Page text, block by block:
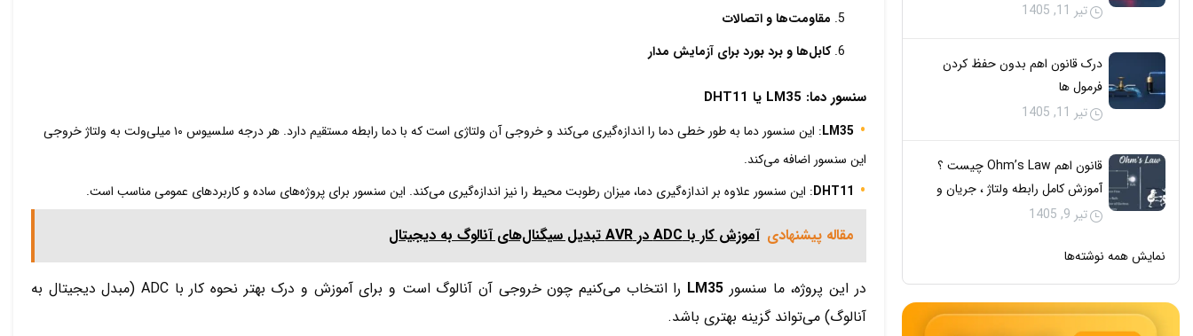
تیر 11, 1405
درک قانون اهم بدون حفظ کردن
فرمول‌ ها
تیر 11, 1405
قانون اهم Ohm’s Law چیست ؟
آموزش کامل رابطه ولتاژ ، جریان و
مقاومت با مثال
تیر 9, 1405
نمایش همه نوشته‌ها
مقاومت‌ها و اتصالات
کابل‌ها و برد بورد برای آزمایش مدار
سنسور دما: LM35 یا DHT11
LM35
: این سنسور دما به طور خطی دما را اندازه‌گیری می‌کند و خروجی آن ولتاژی است که با دما رابطه مستقیم دارد. هر درجه سلسیوس ۱۰ میلی‌ولت به ولتاژ خروجی
این سنسور اضافه می‌کند.
DHT11: این سنسور علاوه بر اندازه‌گیری دما، میزان رطوبت محیط را نیز اندازه‌گیری می‌کند. این سنسور برای پروژه‌های ساده و کاربردهای عمومی مناسب است.
مقاله پیشنهادی آموزش کار با ADC در AVR تبدیل سیگنال‌های آنالوگ به دیجیتال
در این پروژه، ما سنسور LM35
را انتخاب می‌کنیم چون خروجی آن آنالوگ است و برای آموزش و درک بهتر نحوه کار با ADC (مبدل دیجیتال به
آنالوگ) می‌تواند گزینه بهتری باشد.